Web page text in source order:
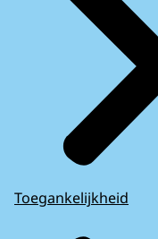
Toegankelijkheid